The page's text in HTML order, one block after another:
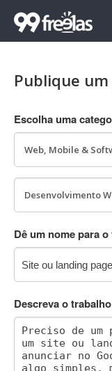
Publique
Escolha uma
Dê um nome para
Descreva o